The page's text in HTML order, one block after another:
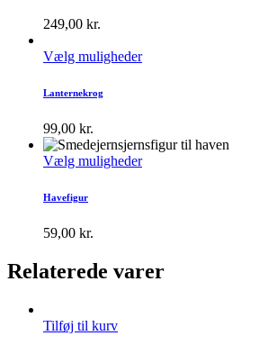
249,00 kr.
Vælg muligheder
Lanternekrog
99,00 kr.
Vælg muligheder
Havefigur
59,00 kr.
Relaterede varer
Tilføj til kurv